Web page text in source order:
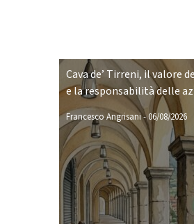
Cava de’ Tirreni, il valore
e la responsabilità delle
Francesco Angrisani-06/08/2026